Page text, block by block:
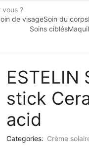
de visageSoin du corps
Soins ciblés
ESTELIN
stick
acid
Categories: Crème